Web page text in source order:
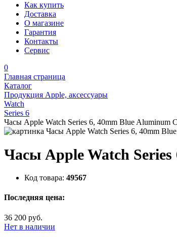
Как купить
Доставка
О магазине
Гарантия
Контакты
Сервис
0
Главная страница
Каталог
Продукция Apple, аксессуары
Watch
Series 6
Часы Apple Watch Series 6, 40mm Blue Aluminum
Часы Apple Watch
Код товара: 49567
Последняя цена:
36 200 руб.
Нет в наличии